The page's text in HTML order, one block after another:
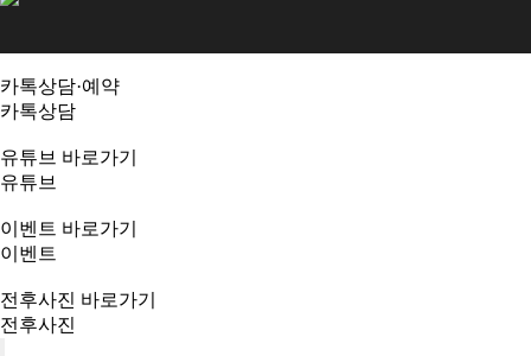
카톡상담·예약
카톡상담
유튜브 바로가기
유튜브
이벤트 바로가기
이벤트
전후사진 바로가기
전후사진